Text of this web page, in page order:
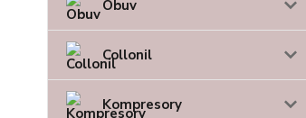
Obuv
Collonil
Kompresory